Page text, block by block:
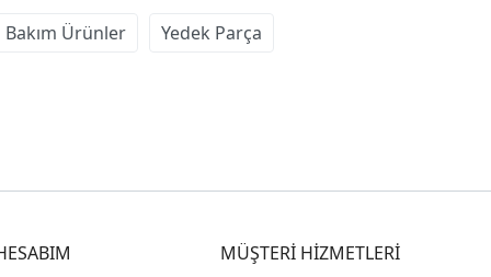
Ürünler Yedek Parça
MÜŞTERİ HİZMETLERİ